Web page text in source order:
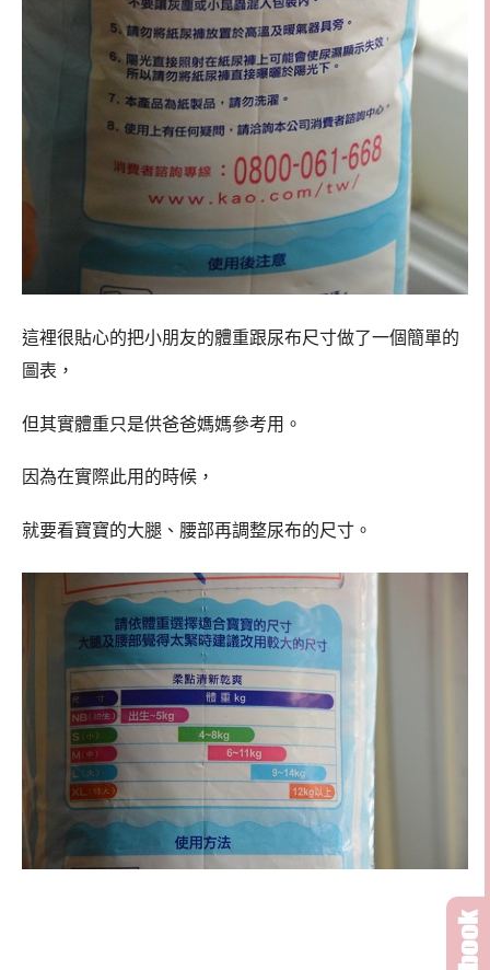
這裡很貼心的把小朋友的體重跟尿布尺寸做了一個簡單的
圖表，
但其實體重只是供爸爸媽媽參考用。
因為在實際此用的時候，
就要看寶寶的大腿、腰部再調整尿布的尺寸。